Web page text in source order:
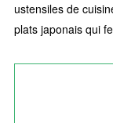
ustensiles de
plats japonais qui